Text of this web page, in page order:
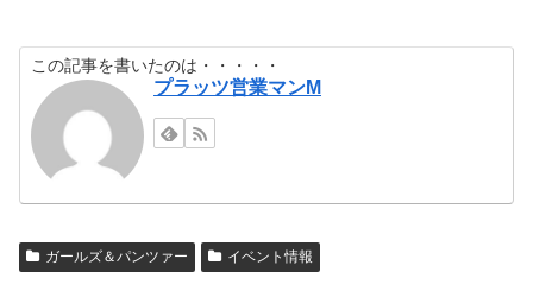
この記事を書いたのは・・・・・
プラッツ営業マンM
ガールズ＆パンツァー イベント情報